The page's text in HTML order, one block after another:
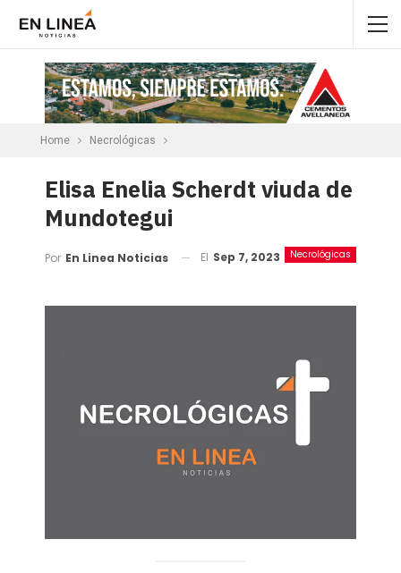
Home Necrológicas
Elisa Enelia Scherdt viuda de
Mundotegui
Necrológicas
Por En Linea Noticias El Sep 7, 2023